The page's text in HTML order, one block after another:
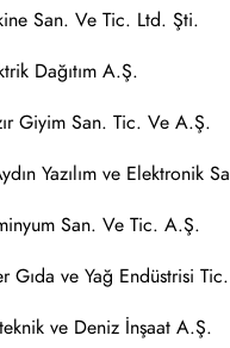
San. Ve Tic. Ltd. Şti.
Dağıtım A.Ş.
Giyim San. Tic. Ve A.Ş.
Yazılım ve Elektronik
San. Ve Tic. A.Ş.
Gıda ve Yağ Endüstrisi
ve Deniz İnşaat A.Ş.